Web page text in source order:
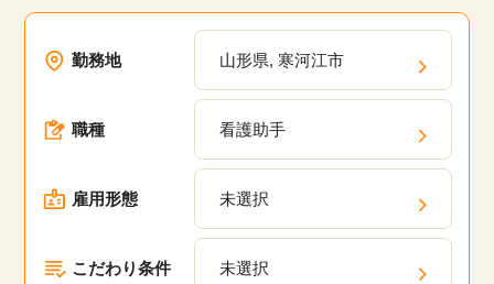
介します。未経験者や無資格者、ブランクがある
代、50代といった幅広い年齢層が活躍している職
場の求人が多数あります。弊社の派遣・委託現場
においてスキルアップのための研修プログラム
や、キャリアパスの相談、定期的なフィードバッ
クを通じて、あなたのキャリアアップを支援しま
勤務地 山形県, 寒河江市
職種 看護助手
雇用形態 未選択
こだわり条件 未選択